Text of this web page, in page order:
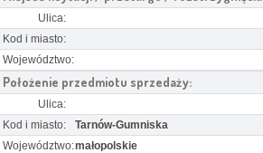
Ulica:
Kod i miasto:
Województwo:
Położenie przedmiotu sprzedaży:
Ulica:
Kod i miasto:
Tarnów-Gumniska
Województwo:małopolskie